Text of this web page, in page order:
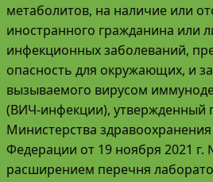
метаболитов, на наличие или
иностранного гражданина или
инфекционных заболеваний,
опасность для окружающих, и
вызываемого вирусом
(ВИЧ-инфекции), утвержденный
Министерства
Федерации от 19 ноября 2021 г.
расширением перечня